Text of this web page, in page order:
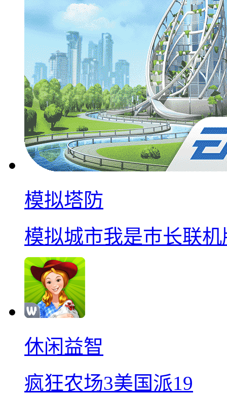
模拟塔防
模拟城市我是巿长联机
休闲益智
疯狂农场3美国派19